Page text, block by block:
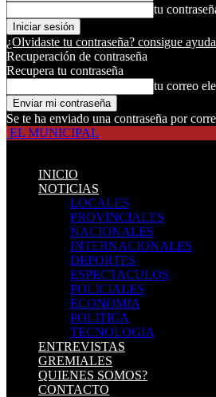
tu
¿Olvidaste tu contraseña? consigue ayuda
Recuperación de contraseña
Recupera tu contraseña
tu correo
Se te ha enviado una contraseña por
EL MUNICIPAL
INICIO
NOTICIAS
LOCALES
PROVINCIALES
NACIONALES
INTERNACIONALES
DEPORTES
ESPECTACULOS
POLICIALES
ECONOMIA
POLITICA
TECNOLOGIA
ENTREVISTAS
GREMIALES
QUIENES SOMOS?
CONTACTO